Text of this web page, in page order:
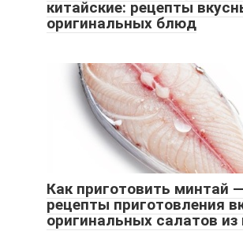
китайские: рецепты
оригинальных блюд
Как приготовить минтай —
рецепты приготовления
оригинальных салатов из